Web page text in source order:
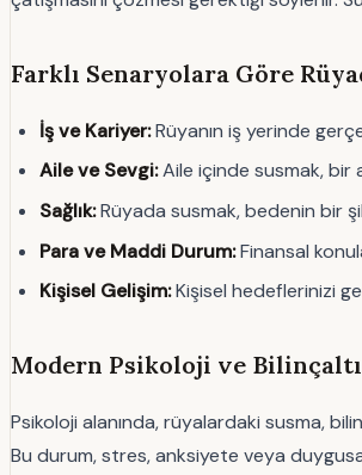
Farklı Senaryolara Göre
İş ve Kariyer:Rüyanın iş yerinde
Aile ve Sevgi:Aile içinde susmak, bir
Sağlık:Rüyada susmak, bedenin bir
Para ve Maddi Durum:Finansal
Kişisel Gelişim:Kişisel hedeflerinizi
Modern Psikoloji ve
Psikoloji alanında, rüyalardaki susma,
Bu durum, stres, anksiyete veya